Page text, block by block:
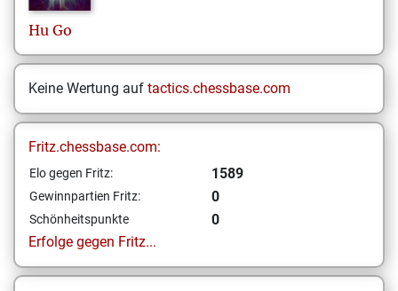
Hu Go
Keine Wertung auf tactics.chessbase.com
Fritz.chessbase.com:
Elo gegen Fritz: 1589
Gewinnpartien Fritz: 0
Schönheitspunkte
0
Erfolge gegen Fritz...